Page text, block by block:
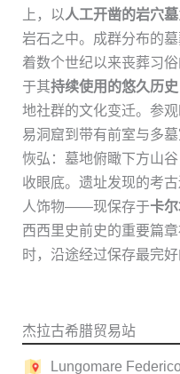
上，以 人工开凿的岩穴墓
岩石之中。成群分布的
着数个世纪以来丧葬习
于其持续使用的悠久历史
地社群的文化变迁。参
易洞窟到带有前室与多
恢弘：墓地俯瞰下方山
收眼底。遗址发现的考
人饰物——现保存于卡
西西里史前史的重要篇
时，沿途经过保存最完
杰拉古希腊贸易站
Lungomare